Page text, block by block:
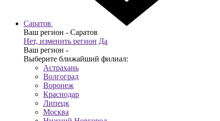
Саратов
Ваш регион - Саратов
Нет, изменить регион Да
Ваш регион -
Выберите ближайший филиал:
Астрахань
Волгоград
Воронеж
Краснодар
Липецк
Москва